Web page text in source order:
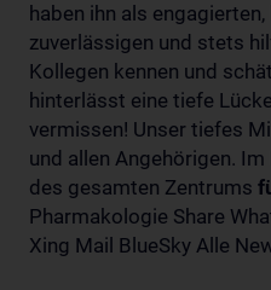
haben ihn als
zuverlässigen und stets
Kollegen kennen und
hinterlässt eine tiefe
vermissen! Unser tiefes
und allen Angehörigen.
des gesamten Zentrums
Pharmakologie Share
Xing Mail BlueSky Alle